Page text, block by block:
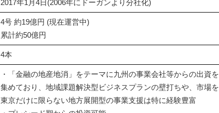
2017年1月4日(2006年にドーガンより分社化)
4号 約19億円 (現在運営中)
累計約50億円
4本
・「金融の地産地消」をテーマに九州の事業会社等からの出資を
集めており、地域課題解決型ビジネスプランの壁打ちや、市場を
東京だけに限らない地方展開型の事業支援は特に経験豊富